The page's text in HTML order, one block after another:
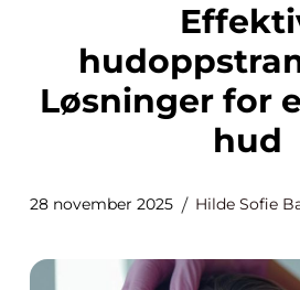
Effektiv
Løsninger for
hud
28 november 2025 Hilde Sofie